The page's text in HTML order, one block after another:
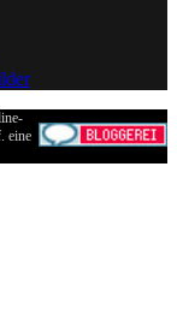
eine